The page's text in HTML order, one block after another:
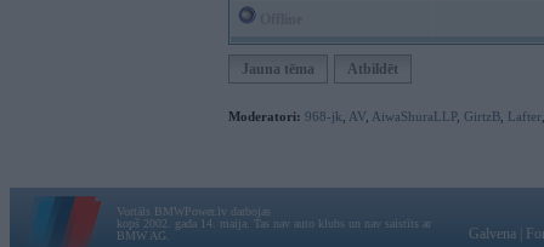
Jauna tēma Atbildēt
Moderatori: 968-jk AV AiwaShuraLLP, GirtzB Lafter
Vortāls BMWPower.lv darbojas
kopš 2002. gada 14. maija. Tas nav auto klubs un nav saistīts ar
BMW AG.
Galvena